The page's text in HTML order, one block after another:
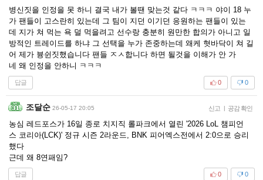
병신짓을 인정을 못 하니 결국 내가 볼땐 맞는것 같다 ㅋㅋㅋ 야이 18 누
가 팬들이 고스란히 있는데 그 팀이 지던 이기던 응원하는 팬들이 있는
데 지가 쳐 먹는 욕 덜 먹을려고 선수랑 충분히 원만한 합의가 아니고 일
방적인 트레이드를 하냐 그 선택을 누가 존중하는데 왜케 혓바닥이 쳐 길
어 제가 븅쉰짓했습니다 팬들 ㅈㅅ합니다 하면 될것을 이해가 안 가
네 왜 인정을 안하니 ㅋㅋㅋ
답글 0
0
조달순 26-05-17 20:05 신고 | 공감 확인
농심 레드포스가 16일 종로 치지직 롤파크에서 열린 '2026 LoL 챔피언
스 코리아(LCK)' 정규 시즌 2라운드, BNK 피어엑스전에서 2:0으로 승리
했다
근데 왜 8연패임?
답글 0
0